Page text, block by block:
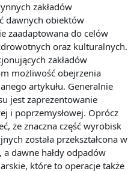
zakładów
dawnych obiektów
zaadaptowana do celów
oraz kulturalnych.
zakładów
możliwość obejrzenia
artykułu. Generalnie
jest zaprezentowanie
i poprzemysłowej. Oprócz
że znaczna część wyrobisk
została przekształcona w
dawne hałdy odpadów
które to operacje także